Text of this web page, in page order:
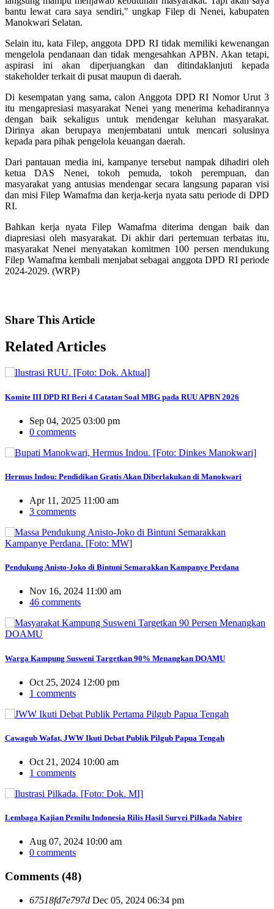
bantu lewat cara saya sendiri," ungkap Filep di Nenei, kabupaten
Manokwari Selatan.
Selain itu, kata Filep, anggota DPD RI tidak memiliki kewenangan
mengelola pendanaan dan tidak mengesahkan APBN. Akan tetapi,
aspirasi ini akan diperjuangkan dan ditindaklanjuti kepada
stakeholder terkait di pusat maupun di daerah.
Di kesempatan yang sama, calon Anggota DPD RI Nomor Urut 3
itu mengapresiasi masyarakat Nenei yang menerima kehadirannya
dengan baik sekaligus untuk mendengar keluhan masyarakat.
Dirinya akan berupaya menjembatani untuk mencari solusinya
kepada para pihak pengelola keuangan daerah.
Dari pantauan media ini, kampanye tersebut nampak dihadiri oleh
ketua DAS Nenei, tokoh pemuda, tokoh perempuan, dan
masyarakat yang antusias mendengar secara langsung paparan visi
dan misi Filep Wamafma dan kerja-kerja nyata satu periode di DPD
RI.
Bahkan kerja nyata Filep Wamafma diterima dengan baik dan
diapresiasi oleh masyarakat. Di akhir dari pertemuan terbatas itu,
masyarakat Nenei menyatakan komitmen 100 persen mendukung
Filep Wamafma kembali menjabat sebagai anggota DPD RI periode
2024-2029. (WRP)
Share This Article
RelatedArticles
Komite III DPD RI Beri 4 Catatan Soal MBG pada RUU APBN 2026
Sep 04, 2025 03:00 pm
0 comments
Hermus Indou: Pendidikan Gratis Akan Diberlakukan di Manokwari
Apr 11, 2025 11:00 am
3 comments
Pendukung Anisto-Joko di Bintuni Semarakkan Kampanye Perdana
Nov 16, 2024 11:00 am
46 comments
Warga Kampung Susweni Targetkan 90% Menangkan DOAMU
Oct 25, 2024 12:00 pm
1 comments
Cawagub Wafat, JWW Ikuti Debat Publik Pilgub Papua Tengah
Oct 21, 2024 10:00 am
1 comments
Lembaga Kajian Pemilu Indonesia Rilis Hasil Survei Pilkada Nabire
Aug 07, 2024 10:00 am
0 comments
Comments (48)
67518fd7e797d Dec 05, 2024 06:34 pm